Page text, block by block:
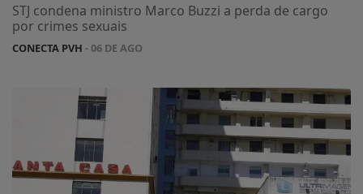
STJ condena ministro Marco Buzzi a perda de cargo
por crimes sexuais
CONECTA PVH - 06 DE AGO